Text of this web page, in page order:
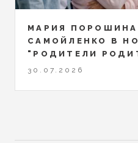
МАРИЯ ПОРОШИНА
САМОЙЛЕНКО В
"РОДИТЕЛИ
30.07.2026